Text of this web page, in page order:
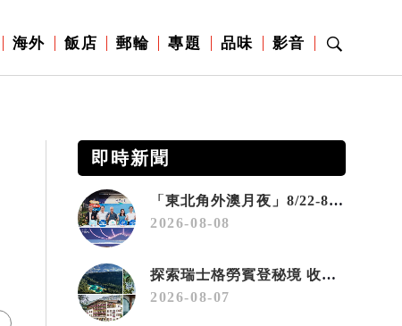
海外 飯店 郵輪 專題 品味 影音
即時新聞
「東北角外澳月夜」8/22-8/23浪漫登場 串聯五漁村、音樂、市集、火舞與慢旅共度夏夜
2026-08-08
探索瑞士格勞賓登秘境 收藏六種阿爾卑斯夏日療癒之旅
2026-08-07